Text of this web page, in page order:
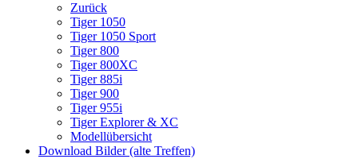
Zurück
Tiger 1050
Tiger 1050 Sport
Tiger 800
Tiger 800XC
Tiger 885i
Tiger 900
Tiger 955i
Tiger Explorer & XC
Modellübersicht
Download Bilder (alte Treffen)